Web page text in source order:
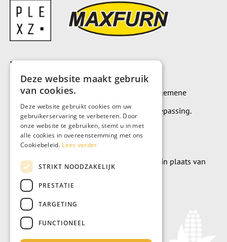
Voorwaarden
Op alle leveringen en diensten zijn onze algemene
leverings- en betalingsvoorwaarden van toepassing.
Algemene voorwaarden
Wilt u geld doneren? Dat kan uiteraard ook in plaats van
meubels te kopen.
Doneer
Deze website maakt gebruik
van cookies.
Deze website gebruikt cookies om uw
gebruikerservaring te verbeteren. Door
onze website te gebruiken, stemt u in met
alle cookies in overeenstemming met ons
Cookiebeleid. Lees verder
STRIKT NOODZAKELIJK
PRESTATIE
TARGETING
FUNCTIONEEL